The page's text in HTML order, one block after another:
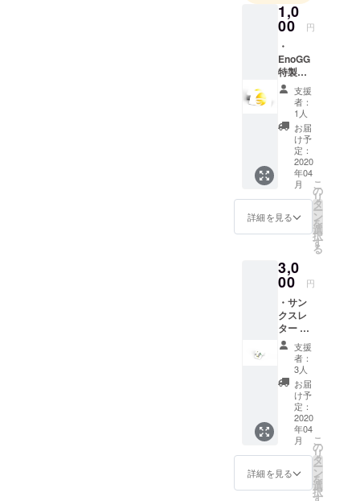
1,0
00 円
・
EnoGG
特製ス
テッ
カー1枚
支援
者：
1人
お届
け予
定：
2020
年04
月
詳細を見る
こ
の
リ
タ
ー
ン
を
選
択
す
る
3,0
00 円
・サン
クスレ
ター ・
Facebo
okグ
ループ
にご招
待（随
時情報
を発信
しま
す）
支援
者：
3人
お届
け予
定：
2020
年04
月
詳細を見る
こ
の
リ
タ
ー
ン
を
選
択